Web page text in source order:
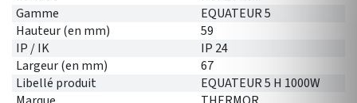
Gamme
EQUATEUR 5
Hauteur (en mm)
59
IP / IK
IP 24
Largeur (en mm)
67
Libellé produit
EQUATEUR 5 H 1000W